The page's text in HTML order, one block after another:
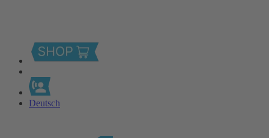
Deutsch